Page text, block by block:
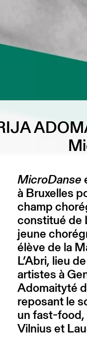
MicroDanse
à Bruxelles
champ
constitué de
jeune
élève de la
L’Abri, lieu
artistes à
Adomaityté
reposant le
un fast-food,
Vilnius et